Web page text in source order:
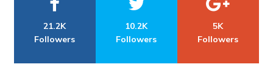
21.2K
Followers
10.2K
Followers
5K
Followers